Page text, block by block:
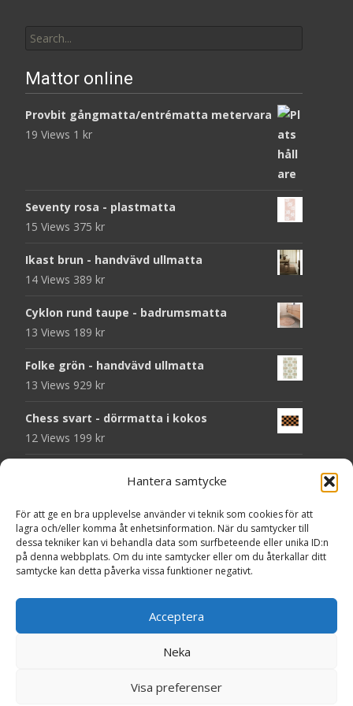
Hantera samtycke
För att ge en bra upplevelse använder vi teknik som cookies för att
lagra och/eller komma åt enhetsinformation. När du samtycker till
dessa tekniker kan vi behandla data som surfbeteende eller unika ID:n
på denna webbplats. Om du inte samtycker eller om du återkallar ditt
samtycke kan detta påverka vissa funktioner negativt.
Acceptera
Neka
Visa preferenser
for:
Mattor online
Provbit gångmatta/entrématta metervara
19 Views 1 kr
Seventy rosa - plastmatta
15 Views 375 kr
Ikast brun - handvävd ullmatta
14 Views 389 kr
Cyklon rund taupe - badrumsmatta
13 Views 189 kr
Folke grön - handvävd ullmatta
13 Views 929 kr
Chess svart - dörrmatta i kokos
12 Views 199 kr
Välkommen - dörrmatta i kokos
11 Views199kr
Seventy beige - plastmatta
11 Views375kr
Powered by WordPress, Themei-craftby TemplatesNext.